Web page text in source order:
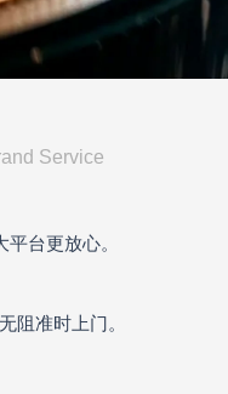
Service
台更放心。
阻准时上门。